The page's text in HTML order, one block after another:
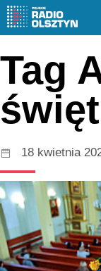
Tag
święt
18 kwietnia